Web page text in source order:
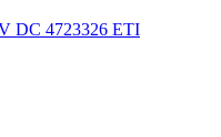
DC 4723326 ETI